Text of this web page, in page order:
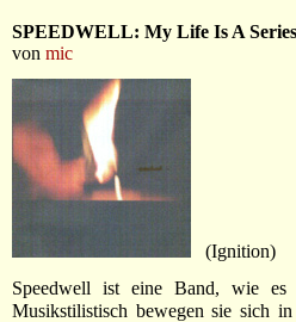
SPEEDWELL: My Life Is A
von mic
(Ignition)
Speedwell ist eine Band, wie
Musikstilistisch bewegen sie sich